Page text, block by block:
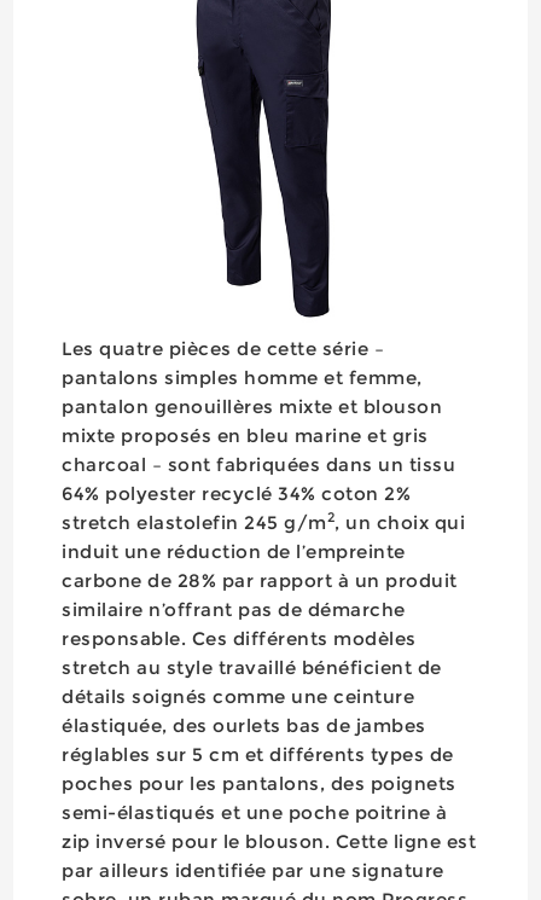
Les quatre pièces de cette série –
pantalons simples homme et femme,
pantalon genouillères mixte et blouson
mixte proposés en bleu marine et gris
charcoal – sont fabriquées dans un tissu
64% polyester recyclé 34% coton 2%
stretch elastolefin 245 g/m2, un choix qui
induit une réduction de l’empreinte
carbone de 28% par rapport à un produit
similaire n’offrant pas de démarche
responsable. Ces différents modèles
stretch au style travaillé bénéficient de
détails soignés comme une ceinture
élastiquée, des ourlets bas de jambes
réglables sur 5 cm et différents types de
poches pour les pantalons, des poignets
semi-élastiqués et une poche poitrine à
zip inversé pour le blouson. Cette ligne est
par ailleurs identifiée par une signature